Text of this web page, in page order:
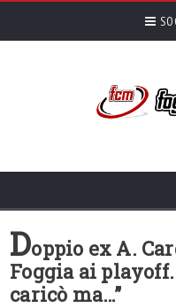
Doppio ex A.
Foggia ai
caricò ma…”